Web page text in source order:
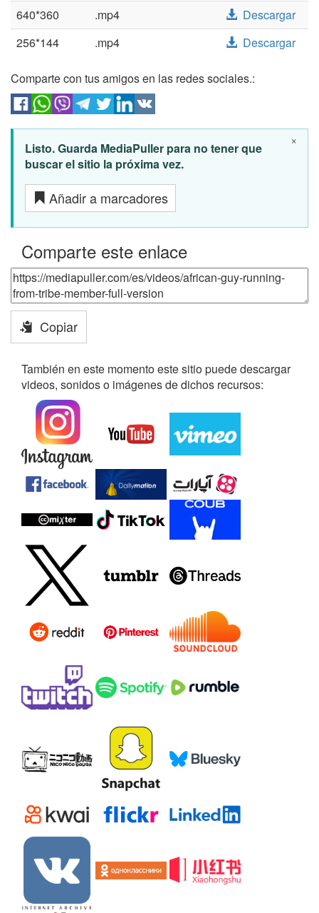
640*360
.mp4
Descargar
256*144
.mp4 Descargar
Comparte con tus amigos en las redes sociales.:
×
Listo. Guarda MediaPuller para no tener que
buscar el sitio la próxima vez.
Añadir a marcadores
Comparte este enlace
Copiar
También en este momento este sitio puede descargar
videos, sonidos o imágenes de dichos recursos: